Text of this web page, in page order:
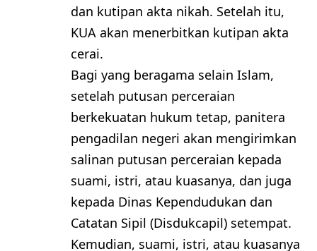
dan kutipan akta nikah. Setelah itu,
KUA akan menerbitkan kutipan akta
cerai.
Bagi yang beragama selain Islam,
setelah putusan perceraian
berkekuatan hukum tetap, panitera
pengadilan negeri akan mengirimkan
salinan putusan perceraian kepada
suami, istri, atau kuasanya, dan juga
kepada Dinas Kependudukan dan
Catatan Sipil (Disdukcapil) setempat.
Kemudian, suami, istri, atau kuasanya